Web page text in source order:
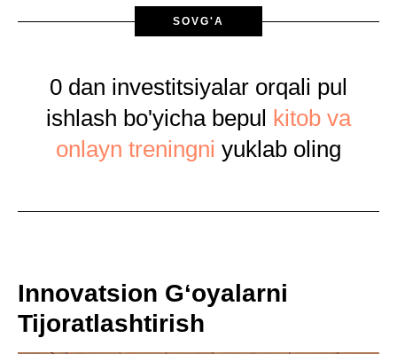
SOVG'A
0 dan investitsiyalar orqali pul
ishlash bo'yicha bepul kitob va
onlayn treningni yuklab oling
Innovatsion G‘oyalarni
Tijoratlashtirish